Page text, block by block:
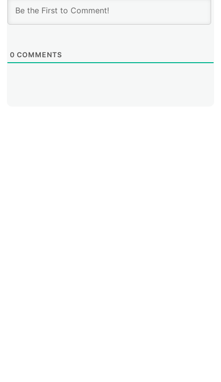
0 COMMENTS